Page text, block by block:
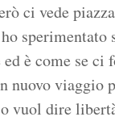
ci vede
sperimentato
è come se ci
nuovo viaggio
vuol dire